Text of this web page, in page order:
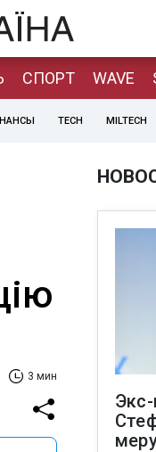
СПОРТ WAVE
TECH MILTECH
3 мин